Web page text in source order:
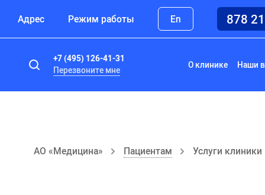
Адрес Режим работы En 878
+7 (495) 126-41-31
Перезвоните мне
О клинике Наши
АО «Медицина» Пациентам Услуги клиники